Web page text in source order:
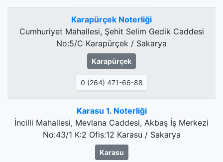
Karapürçek Noterliği
Cumhuriyet Mahallesi, Şehit Selim Gedik Caddesi
No:5/C Karapürçek / Sakarya
Karapürçek
0 (264) 471-66-88
Karasu 1. Noterliği
İncilli Mahallesi, Mevlana Caddesi, Akbaş İş Merkezi
No:43/1 K:2 Ofis:12 Karasu / Sakarya
Karasu